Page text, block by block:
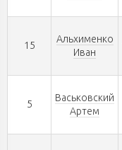
15
Альхименко
Иван
5
Васьковский
Артем